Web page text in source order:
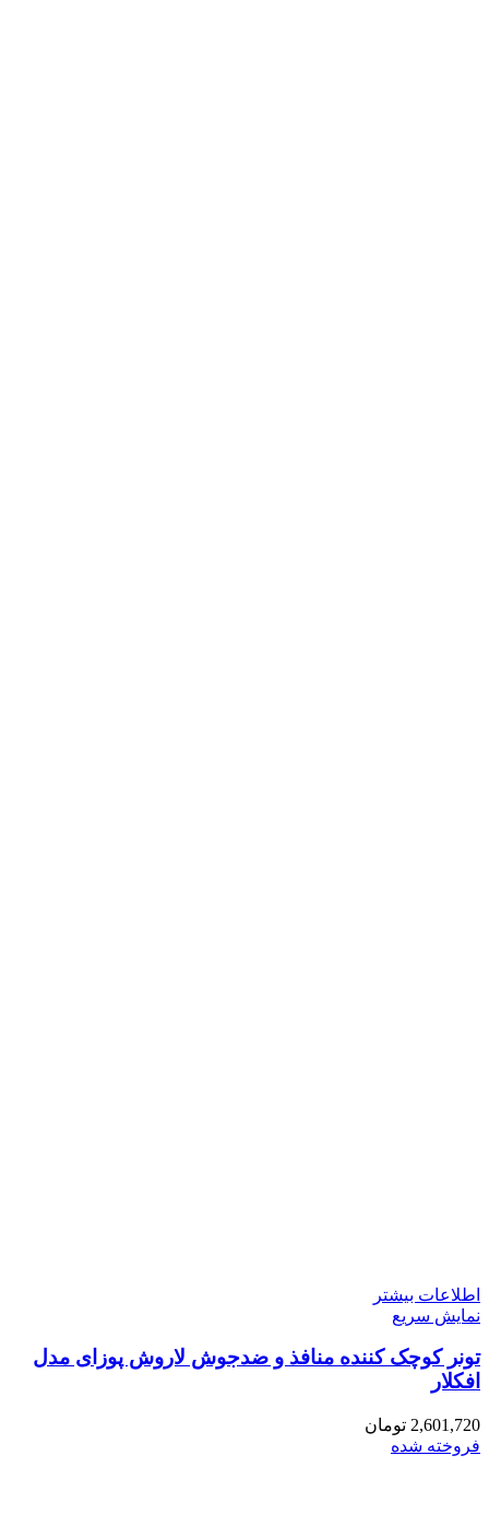
اطلاعات بیشتر
نمایش سریع
تونر کوچک کننده منافذ و ضدجوش لاروش پوزای مدل
افکلار
2,601,720 تومان
فروخته شده